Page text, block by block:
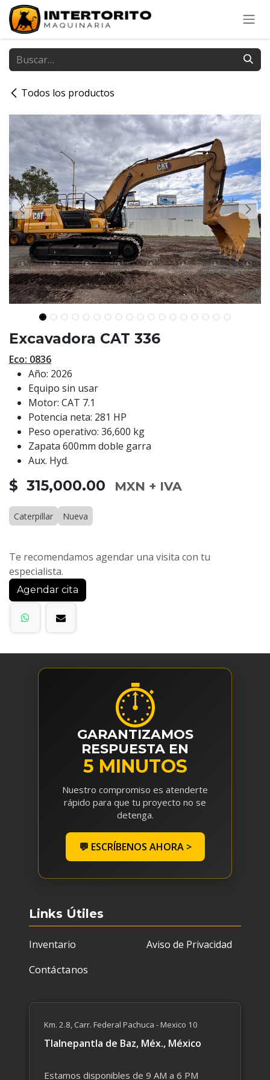
Ir al contenido
Todos los productos
Excavadora CAT 336
Eco: 0836
Año: 2026
Equipo sin usar
Motor: CAT 7.1
Potencia neta: 281 HP
Peso operativo: 36,600 kg
Zapata 600mm doble garra
Aux. Hyd.
$ 315,000.00 MXN + IVA
Caterpillar Nueva
Te recomendamos agendar una visita con tu
especialista.
Agendar cita
⏱
GARANTIZAMOS
RESPUESTA EN
5 MINUTOS
Nuestro compromiso es atenderte
rápido para que tu proyecto no se
detenga.
💬 ESCRÍBENOS AHORA >
Links Útiles
Inventario
Contáctanos
Aviso de Privacidad
Km. 2.8, Carr. Federal Pachuca - Mexico 10
Tlalnepantla de Baz, Méx., México
Estamos disponibles de 9 AM a 6 PM